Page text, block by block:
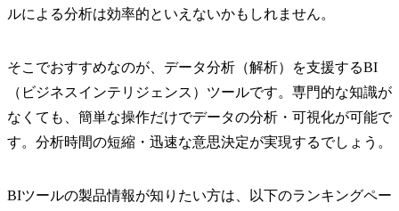
ルによる分析は効率的といえないかもしれません。
そこでおすすめなのが、データ分析（解析）を支援するBI
（ビジネスインテリジェンス）ツールです。専門的な知識が
なくても、簡単な操作だけでデータの分析・可視化が可能で
す。分析時間の短縮・迅速な意思決定が実現するでしょう。
BIツールの製品情報が知りたい方は、以下のランキングペー